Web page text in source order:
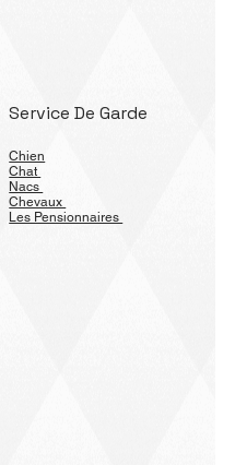
Service De Garde
Chien
Chat
Nacs
Chevaux
Les Pensionnaires